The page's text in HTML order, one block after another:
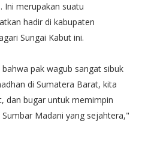
Ini merupakan suatu
hadir di kabupaten
Sungai Kabut ini.
pak wagub sangat sibuk
di Sumatera Barat, kita
dan bugar untuk memimpin
Madani yang sejahtera,"